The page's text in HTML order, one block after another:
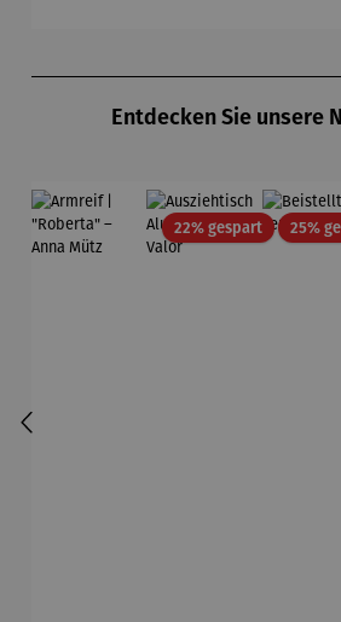
Entdecken Sie unsere
22% gespartRabatt
25%